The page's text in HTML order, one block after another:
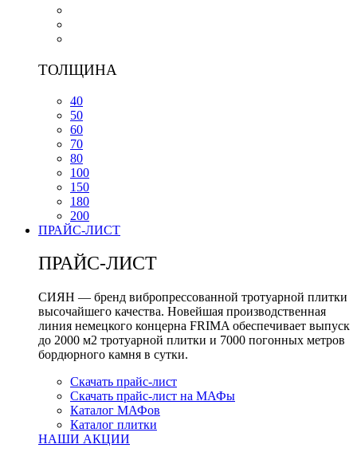
ТОЛЩИНА
40
50
60
70
80
100
150
180
200
ПРАЙС-ЛИСТ
ПРАЙС-ЛИСТ
СИЯН — бренд вибропрессованной тротуарной плитки
высочайшего качества. Новейшая производственная
линия немецкого концерна FRIMA обеспечивает выпуск
до 2000 м2 тротуарной плитки и 7000 погонных метров
бордюрного камня в сутки.
Скачать прайс-лист
Скачать прайс-лист на МАФы
Каталог МАФов
Каталог плитки
НАШИ АКЦИИ